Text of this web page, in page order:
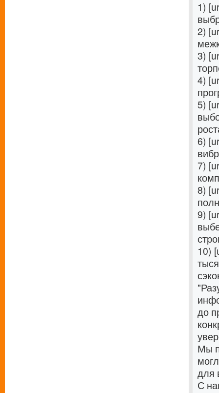
1)
2)
3)
4)
5)
6)
7)
8)
9)
10)
до
Мы
для
С